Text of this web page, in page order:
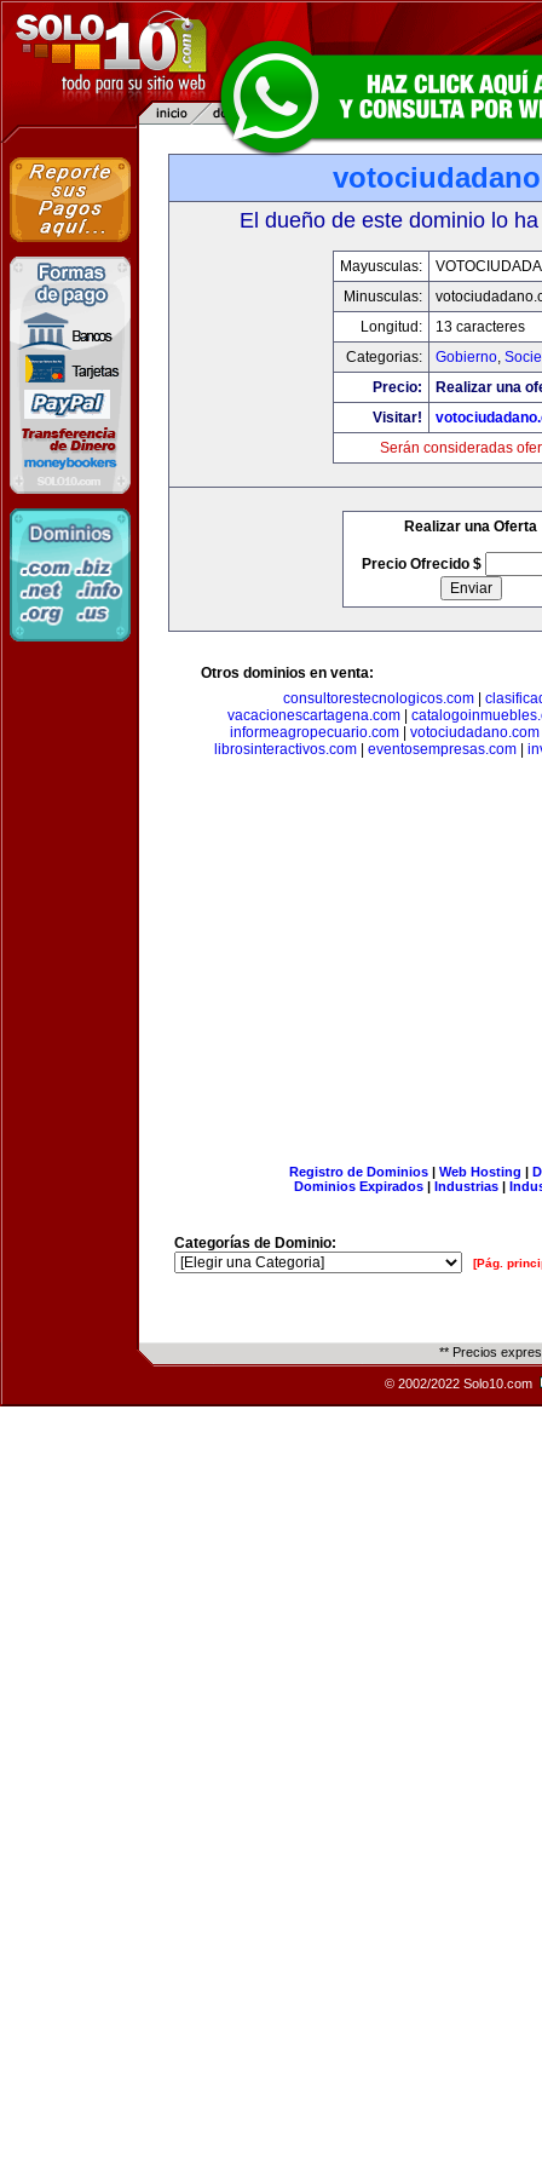
El dueño de este dominio lo
Mayusculas:
Minusculas:
Longitud:
13 caracteres
Categorias:
Gobierno,
Precio:
Realizar una
Visitar!
Serán consideradas
Realizar una Oferta
Precio Ofrecido $
Otros dominios en venta:
consultorestecnologicos.com
vacacionescartagena.com
informeagropecuario.com| votociudadano.com
librosinteractivos.com| eventosempresas.com|
Registro de Dominios| Web Hosting |
Dominios Expirados | Industrias |
Categorías de Dominio:
[Pág.
** Precios
© 2002/2022 Solo10.com